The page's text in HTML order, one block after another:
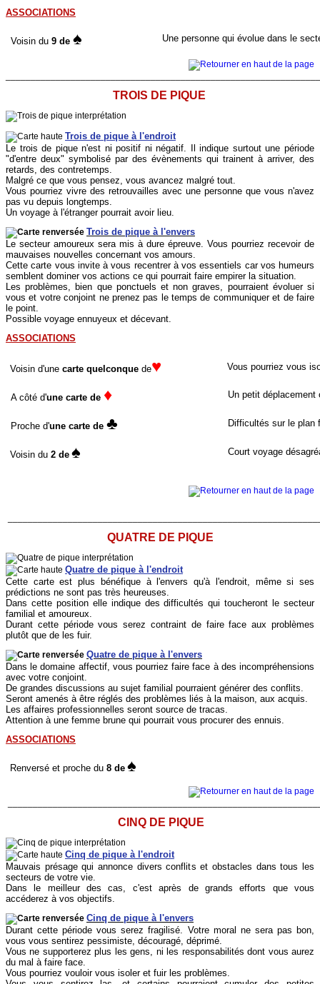
ASSOCIATIONS
Voisin du 9 de ♠ Une personne qui évolue dans le
TROIS DE PIQUE
Trois de pique à l'endroit
Le trois de pique n'est ni positif ni négatif. Il indique surtout une période
"d'entre deux" symbolisé par des évènements qui trainent à arriver, des
retards, des contretemps.
Malgré ce que vous pensez, vous avancez malgré tout.
Vous pourriez vivre des retrouvailles avec une personne que vous n'avez
pas vu depuis longtemps.
Un voyage à l'étranger pourrait avoir lieu.
Trois de pique à l'envers
Le secteur amoureux sera mis à dure épreuve. Vous pourriez recevoir de
mauvaises nouvelles concernant vos amours.
Cette carte vous invite à vous recentrer à vos essentiels car vos humeurs
semblent dominer vos actions ce qui pourrait faire empirer la situation.
Les problèmes, bien que ponctuels et non graves, pourraient évoluer si
vous et votre conjoint ne prenez pas le temps de communiquer et de faire
le point.
Possible voyage ennuyeux et décevant.
ASSOCIATIONS
Voisin d'une carte quelconque de♥ Vous pourriez vous
A côté d'une carte de ♦ Un petit déplacement
Proche d'une carte de ♣ Difficultés sur le plan
Voisin du 2 de ♠ Court voyage
QUATRE DE PIQUE
Quatre de pique à l'endroit
Cette carte est plus bénéfique à l'envers qu'à l'endroit, même si ses
prédictions ne sont pas très heureuses.
Dans cette position elle indique des difficultés qui toucheront le secteur
familial et amoureux.
Durant cette période vous serez contraint de faire face aux problèmes
plutôt que de les fuir.
Quatre de pique à l'envers
Dans le domaine affectif, vous pourriez faire face à des incompréhensions
avec votre conjoint.
De grandes discussions au sujet familial pourraient générer des conflits.
Seront amenés à être réglés des problèmes liés à la maison, aux acquis.
Les affaires professionnelles seront source de tracas.
Attention à une femme brune qui pourrait vous procurer des ennuis.
ASSOCIATIONS
Renversé et proche du 8 de ♠
CINQ DE PIQUE
Cinq de pique à l'endroit
Mauvais présage qui annonce divers conflits et obstacles dans tous les
secteurs de votre vie.
Dans le meilleur des cas, c'est après de grands efforts que vous
accéderez à vos objectifs.
Cinq de pique à l'envers
Durant cette période vous serez fragilisé. Votre moral ne sera pas bon,
vous vous sentirez pessimiste, découragé, déprimé.
Vous ne supporterez plus les gens, ni les responsabilités dont vous aurez
du mal à faire face.
Vous pourriez vouloir vous isoler et fuir les problèmes.